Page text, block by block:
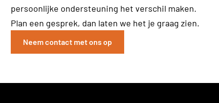
persoonlijke ondersteuning het verschil maken.
Plan een gesprek, dan laten we het je graag zien.
Neem contact met ons op